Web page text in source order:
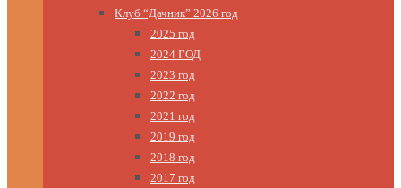
Клуб “Дачник” 2026 год
2025 год
2024 ГОД
2023 год
2022 год
2021 год
2019 год
2018 год
2017 год